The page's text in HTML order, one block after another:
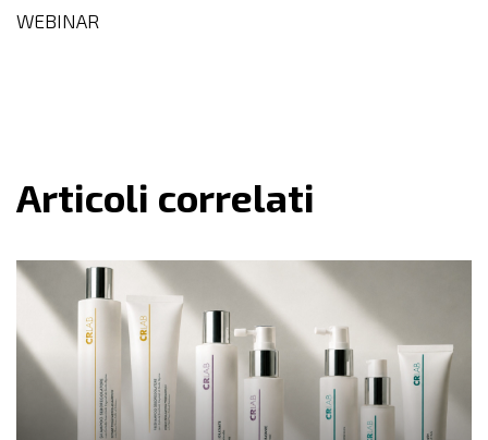
WEBINAR
Articoli correlati